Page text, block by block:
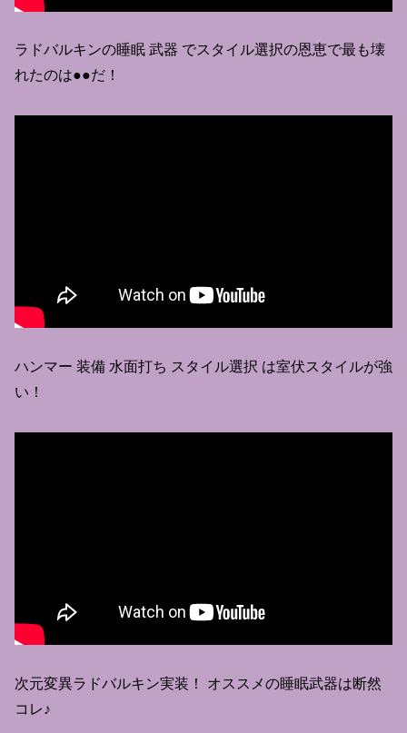
ラドバルキンの睡眠 武器 でスタイル選択の恩恵で最も壊
れたのは●●だ！
ハンマー 装備 水面打ち スタイル選択 は室伏スタイルが強
い！
次元変異ラドバルキン実装！ オススメの睡眠武器は断然
コレ♪